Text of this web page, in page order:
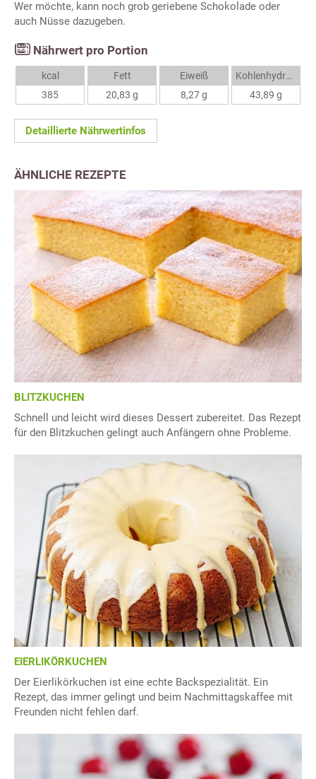
Wer möchte, kann noch grob geriebene Schokolade oder
auch Nüsse dazugeben.
Nährwert pro Portion
kcal
385
Fett
20,83 g
Eiweiß
8,27 g
Kohlenhydrate
43,89 g
Detaillierte Nährwertinfos
ÄHNLICHE REZEPTE
BLITZKUCHEN
Schnell und leicht wird dieses Dessert zubereitet. Das Rezept
für den Blitzkuchen gelingt auch Anfängern ohne Probleme.
EIERLIKÖRKUCHEN
Der Eierlikörkuchen ist eine echte Backspezialität. Ein
Rezept, das immer gelingt und beim Nachmittagskaffee mit
Freunden nicht fehlen darf.